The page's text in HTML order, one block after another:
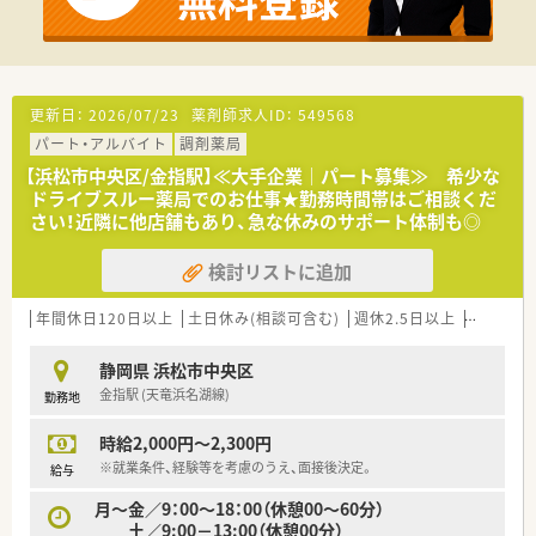
更新日： 2026/07/23 薬剤師求人ID： 549568
パート・アルバイト
調剤薬局
【浜松市中央区/金指駅】≪大手企業｜パート募集≫ 希少な
ドライブスルー薬局でのお仕事★勤務時間帯はご相談くだ
さい！近隣に他店舗もあり、急な休みのサポート体制も◎
検討リストに追加
年間休日120日以上 土日休み(相談可含む) 週休2.5日以上 週32h以
勤務地
静岡県 浜松市中央区
金指駅 (天竜浜名湖線)
給与
時給2,000円～2,300円
※就業条件、経験等を考慮のうえ、面接後決定。
月～金／9：00～18：00（休憩00～60分）
土／9:00－13:00（休憩00分）